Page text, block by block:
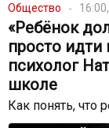
Общество
«Ребёнок
просто идти
психолог
школе
Как понять, что